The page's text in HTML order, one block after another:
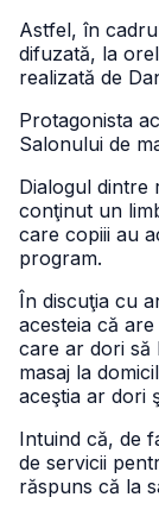
Astfel, în
difuzată, la
realizată de
Protagonista
Salonului de
Dialogul dintre
conţinut un
care copiii au
program.
În discuţia cu
acesteia că
care ar dori să
masaj la
aceştia ar dori
Intuind că, de
de servicii
răspuns că la